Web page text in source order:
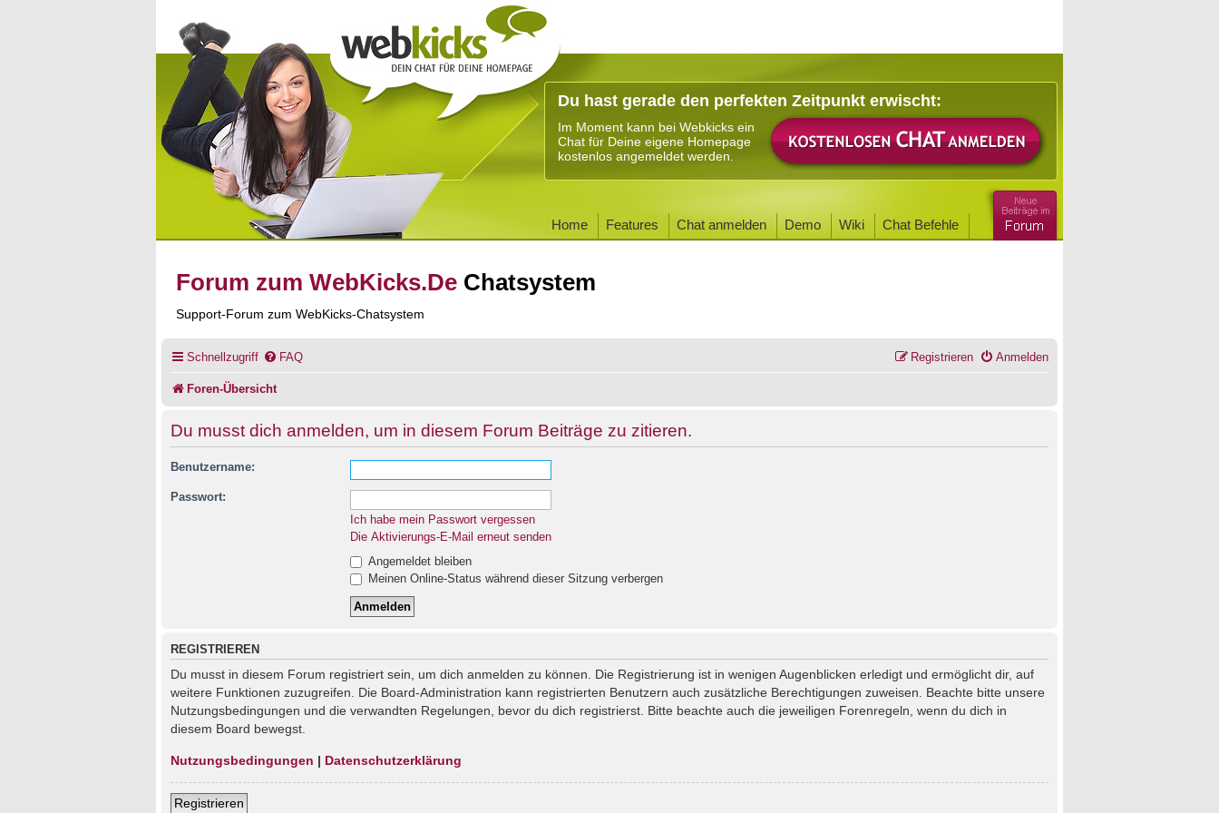
Du hast gerade den perfekten Zeitpunkt erwischt:
Im Moment kann bei Webkicks ein
Chat für Deine eigene Homepage
kostenlos angemeldet werden.
Home Features Chat anmelden Demo Wiki Chat Befehle
Forum zum WebKicks.De Chatsystem
Support-Forum zum WebKicks-Chatsystem
Schnellzugriff FAQ Anmelden
Registrieren
Foren-Übersicht
Du musst dich anmelden, um in diesem Forum Beiträge zu zitieren.
Benutzername:
Passwort:
Ich habe mein Passwort vergessen
Die Aktivierungs-E-Mail erneut senden
Angemeldet bleiben
Meinen Online-Status während dieser Sitzung verbergen
REGISTRIEREN
Du musst in diesem Forum registriert sein, um dich anmelden zu können. Die Registrierung ist in wenigen Augenblicken erledigt und ermöglicht dir, auf
weitere Funktionen zuzugreifen. Die Board-Administration kann registrierten Benutzern auch zusätzliche Berechtigungen zuweisen. Beachte bitte unsere
Nutzungsbedingungen und die verwandten Regelungen, bevor du dich registrierst. Bitte beachte auch die jeweiligen Forenregeln, wenn du dich in
diesem Board bewegst.
Nutzungsbedingungen | Datenschutzerklärung
Registrieren